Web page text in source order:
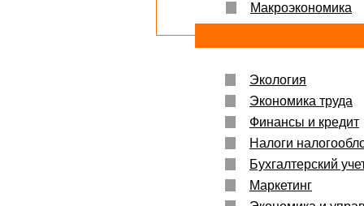
Макроэкономика
Экология
Экономика труда
Финансы и кредит
Налоги
Бухгалтерский
Маркетинг